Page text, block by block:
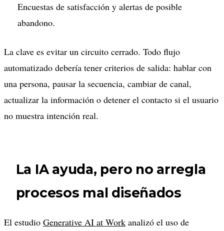
Encuestas de satisfacción y alertas de posible
abandono.
La clave es evitar un circuito cerrado. Todo flujo
automatizado debería tener criterios de salida: hablar con
una persona, pausar la secuencia, cambiar de canal,
actualizar la información o detener el contacto si el usuario
no muestra intención real.
La IA ayuda, pero no arregla
procesos mal diseñados
El estudio Generative AI at Work analizó el uso de